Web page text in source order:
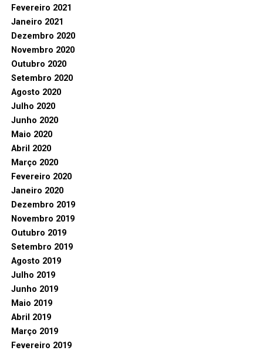
Fevereiro 2021
Janeiro 2021
Dezembro 2020
Novembro 2020
Outubro 2020
Setembro 2020
Agosto 2020
Julho 2020
Junho 2020
Maio 2020
Abril 2020
Março 2020
Fevereiro 2020
Janeiro 2020
Dezembro 2019
Novembro 2019
Outubro 2019
Setembro 2019
Agosto 2019
Julho 2019
Junho 2019
Maio 2019
Abril 2019
Março 2019
Fevereiro 2019